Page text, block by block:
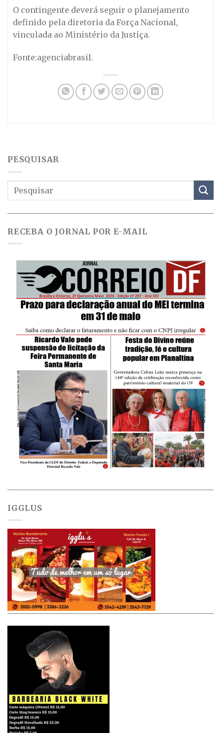
O contingente deverá seguir o planejamento
definido pela diretoria da Força Nacional,
vinculada ao Ministério da Justiça.
Fonte:agenciabrasil.
PESQUISAR
RECEBA O JORNAL POR E-MAIL
IGGLUS